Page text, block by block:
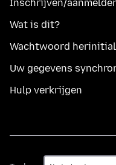
Inschrijven/
Wat is dit?
Wachtwoord
Uw gegevens
Hulp verkrijgen
Taal